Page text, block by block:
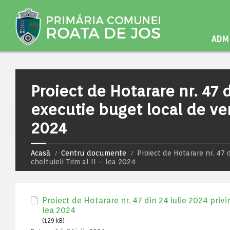
Proiect de Hotarare nr. 47
executie buget local de
2024
Acasă Centru documente
Proiect de Hotarare nr.
cheltuieli Trim al II – lea 2024
Proiect de Hotarare nr. 47 din 24 iulie 2024
lea 2024
(129 kB)